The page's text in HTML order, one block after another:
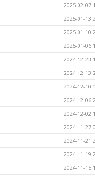
2025-02-07
2025-01-13
2025-01-10
2025-01-06
2024-12-23
2024-12-13
2024-12-10
2024-12-06
2024-12-02
2024-11-27
2024-11-21
2024-11-19
2024-11-15